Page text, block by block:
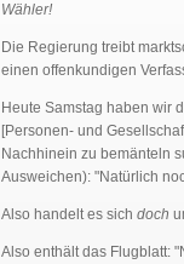
Wähler!
Die Regierung treibt
einen offenkundigen
Heute Samstag haben wir
[Personen- und
Nachhinein zu bemänteln
Ausweichen): "Natürlich
Also handelt es sich doch
Also enthält das Flugblatt: